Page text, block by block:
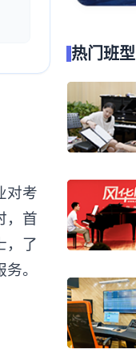
对考
，首
，了
。
热门班型